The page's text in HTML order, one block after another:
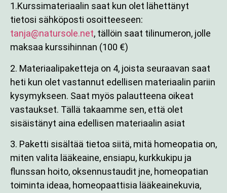
1.Kurssimateriaalin saat kun olet lähettänyt
tietosi sähköposti osoitteeseen:
tanja@natursole.net, tällöin saat tilinumeron, jolle
maksaa kurssihinnan (100 €)
2. Materiaalipaketteja on 4, joista seuraavan saat
heti kun olet vastannut edellisen materiaalin pariin
kysymykseen. Saat myös palautteena oikeat
vastaukset. Tällä takaamme sen, että olet
sisäistänyt aina edellisen materiaalin asiat
3. Paketti sisältää tietoa siitä, mitä homeopatia on,
miten valita lääkeaine, ensiapu, kurkkukipu ja
flunssan hoito, oksennustaudit jne, homeopatian
toiminta ideaa, homeopaattisia lääkeainekuvia,